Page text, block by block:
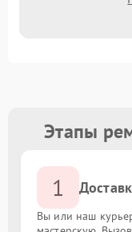
Этапы
1
Вы или наш